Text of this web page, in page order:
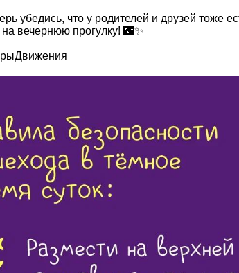
убедись, что у родителей и друзей тоже
вечернюю прогулку! 🌃✨